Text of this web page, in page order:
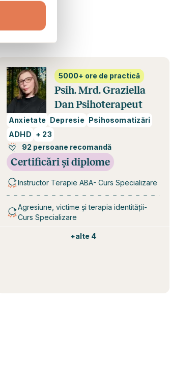
5000+ ore de practică
Psih. Mrd. Graziella
Dan Psihoterapeut
Depresie Psihosomatizări
+23
92 persoane recomandă
Certificări și diplome
Instructor Terapie ABA- Curs Specializare
Agresiune, victime și terapia identității-
Curs Specializare
alte 4